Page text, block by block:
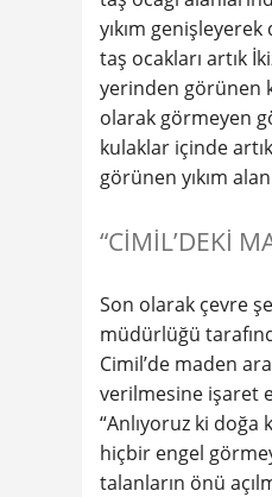
yıkım
taş ocakları artık
yerinden görünen
olarak görmeyen
kulaklar içinde
görünen yıkım
“CİMİL’DEKİ
Son olarak çevre
müdürlüğü
Cimil’de maden
verilmesine işaret
“Anlıyoruz ki
hiçbir engel
talanların önü